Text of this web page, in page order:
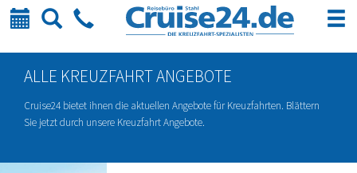
Kalender
SucheTelefon
ALLE KREUZFAHRT ANGEBOTE
Cruise24 bietet ihnen die aktuellen Angebote für Kreuzfahrten. Blättern
Sie jetzt durch unsere Kreuzfahrt Angebote.